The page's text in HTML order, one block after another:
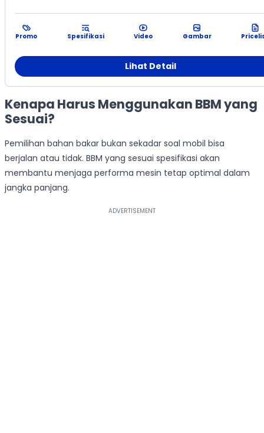
Promo Spesifikasi Video Gambar
Lihat Detail
Kenapa Harus Menggunakan BBM yang
Sesuai?
Pemilihan bahan bakar bukan sekadar soal mobil bisa
berjalan atau tidak. BBM yang sesuai spesifikasi akan
membantu menjaga performa mesin tetap optimal dalam
jangka panjang.